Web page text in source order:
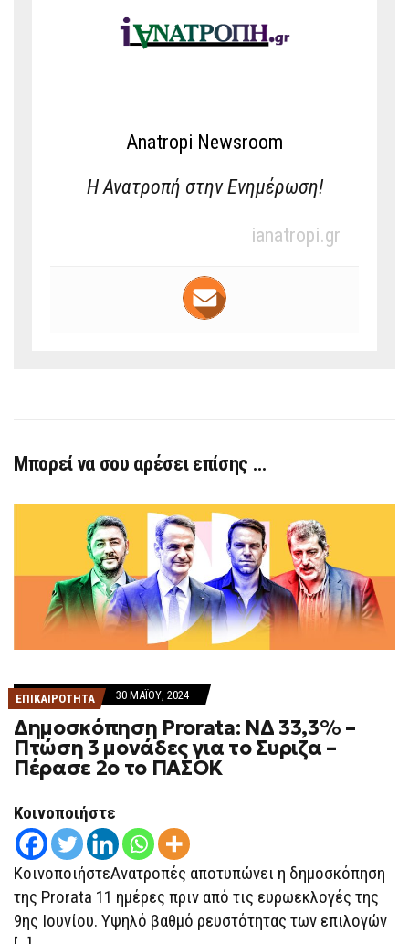
Anatropi Newsroom
Η Ανατροπή στην Ενημέρωση!
ianatropi.gr
Μπορεί να σου αρέσει επίσης …
ΕΠΙΚΑΙΡΟΤΗΤΑ 30 ΜΑΪ́ΟΥ, 2024
Δημοσκόπηση Prorata: ΝΔ 33,3% –
Πτώση 3 μονάδες για το Συριζα –
Πέρασε 2ο το ΠΑΣΟΚ
Κοινοποιήστε
ΚοινοποιήστεΑνατροπές αποτυπώνει η δημοσκόπηση
της Prorata 11 ημέρες πριν από τις ευρωεκλογές της
9ης Ιουνίου. Υψηλό βαθμό ρευστότητας των επιλογών